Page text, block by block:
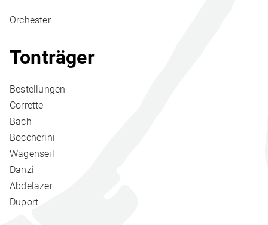
Orchester
Tonträger
Bestellungen
Corrette
Bach
Boccherini
Wagenseil
Danzi
Abdelazer
Duport